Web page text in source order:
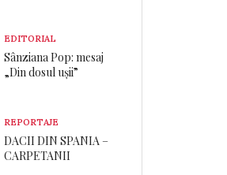
EDITORIAL
Sânziana Pop: mesaj
„Din dosul ușii”
REPORTAJE
DACII DIN SPANIA –
CARPETANII